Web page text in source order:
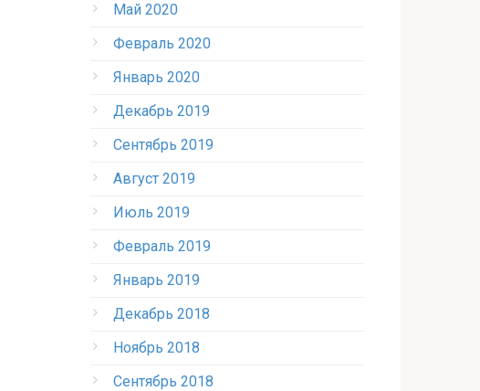
Май 2020
Февраль 2020
Январь 2020
Декабрь 2019
Сентябрь 2019
Август 2019
Июль 2019
Февраль 2019
Январь 2019
Декабрь 2018
Ноябрь 2018
Сентябрь 2018